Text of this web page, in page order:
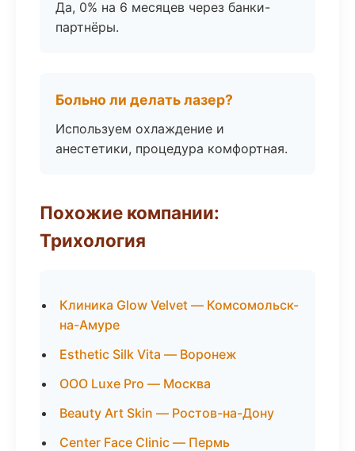
Да, 0% на 6 месяцев через банки-
партнёры.
Больно ли делать лазер?
Используем охлаждение и
анестетики, процедура комфортная.
Похожие компании:
Трихология
Клиника Glow Velvet — Комсомольск-
на-Амуре
Esthetic Silk Vita — Воронеж
ООО Luxe Pro — Москва
Beauty Art Skin — Ростов-на-Дону
Center Face Clinic — Пермь